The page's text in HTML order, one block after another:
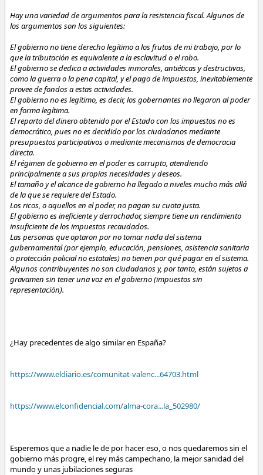
Hay una variedad de argumentos para la resistencia fiscal. Algunos de
los argumentos son los siguientes:
El gobierno no tiene derecho legítimo a los frutos de mi trabajo, por lo
que la tributación es equivalente a la esclavitud o el robo.
El gobierno se dedica a actividades inmorales, antiéticas y destructivas,
como la guerra o la pena capital, y el pago de impuestos, inevitablemente
provee de fondos a estas actividades.
El gobierno no es legítimo, es decir, los gobernantes no llegaron al poder
en forma legítima.
El reparto del dinero obtenido por el Estado con los impuestos no es
democrático, pues no es decidido por los ciudadanos mediante
presupuestos participativos o mediante mecanismos de democracia
directa.
El régimen de gobierno en el poder es corrupto, atendiendo
principalmente a sus propias necesidades y deseos.
El tamaño y el alcance de gobierno ha llegado a niveles mucho más allá
de la que se requiere del Estado.
Los ricos, o aquellos en el poder, no pagan su cuota justa.
El gobierno es ineficiente y derrochador, siempre tiene un rendimiento
insuficiente de los impuestos recaudados.
Las personas que optaron por no tomar nada del sistema
gubernamental (por ejemplo, educación, pensiones, asistencia sanitaria
o protección policial no estatales) no tienen por qué pagar en el sistema.
Algunos contribuyentes no son ciudadanos y, por tanto, están sujetos a
gravamen sin tener una voz en el gobierno (impuestos sin
representación).
¿Hay precedentes de algo similar en España?
https://www.eldiario.es/comunitat-valenc...64703.html
https://www.elconfidencial.com/alma-cora...la_502980/
Esperemos que a nadie le de por hacer eso, o nos quedaremos sin el
gobierno más progre, el rey más campechano, la mejor sanidad del
mundo y unas jubilaciones seguras